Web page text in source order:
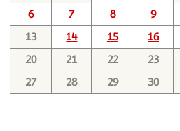
6
7 8 9
13
14 15 16
20
21 22 23
27
28 29 30